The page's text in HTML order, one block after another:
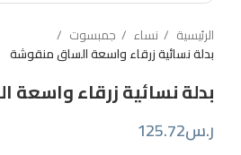
الرئيسية نساء
جمبسوت
بدلة نسائية زرقاء واسعة الساق منقوشة
بدلة نسائية زرقاء
ر.س125.72